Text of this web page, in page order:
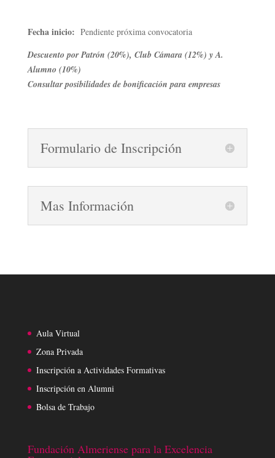
Fecha inicio: Pendiente próxima convocatoria
Descuento por Patrón (20%), Club Cámara (12%) y A.
Alumno (10%)
Consultar posibilidades de bonificación para empresas
Formulario de Inscripción
Mas Información
Aula Virtual
Zona Privada
Inscripción a Actividades Formativas
Inscripción en Alumni
Bolsa de Trabajo
Fundación Almeriense para la Excelencia